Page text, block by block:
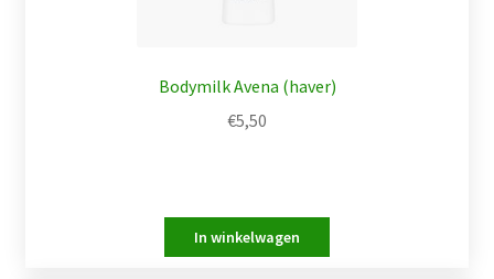
Bodymilk Avena (haver)
€5,50